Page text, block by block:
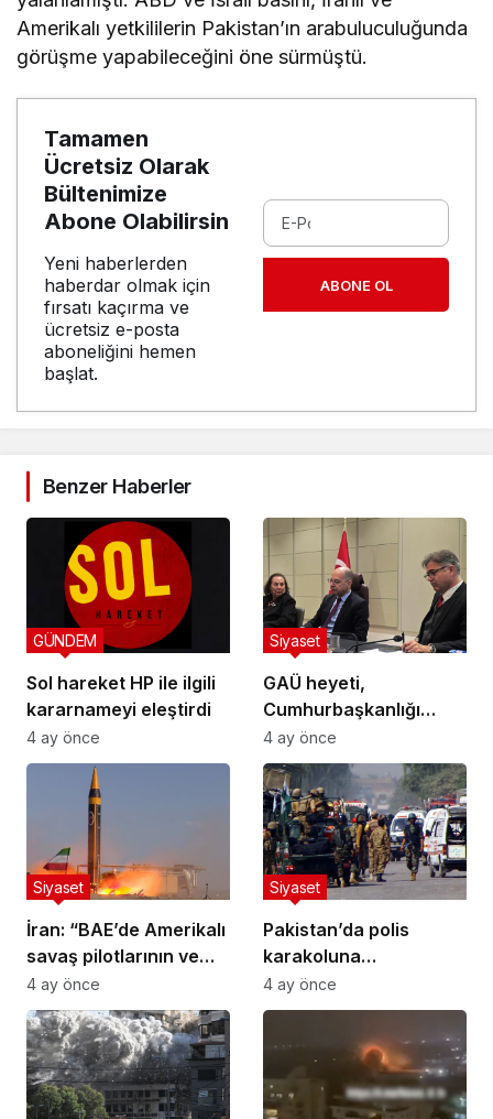
Amerikalı yetkililerin Pakistan’ın arabuluculuğunda
görüşme yapabileceğini öne sürmüştü.
Tamamen
Ücretsiz Olarak
Bültenimize
Abone Olabilirsin
Yeni haberlerden
haberdar olmak için
fırsatı kaçırma ve
ücretsiz e-posta
aboneliğini hemen
başlat.
ABONE OL
Benzer Haberler
Sol hareket HP ile ilgili
kararnameyi eleştirdi
GÜNDEM
4 ay önce
GAÜ heyeti,
Cumhurbaşkanlığı
Yerleşkesi’ni ziyaret
etti
Siyaset
4 ay önce
İran: “BAE’de Amerikalı
savaş pilotlarının ve
mühendislerin
toplandığı nokta
balistik füzelerle
vuruldu”
Siyaset
4 ay önce
Pakistan’da polis
karakoluna
düzenlenen bombalı
saldırıda 5 kişi hayatını
Siyaset
4 ay önce